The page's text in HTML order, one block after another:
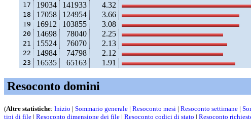
17 19034 141933 4.32
18 17058 124954 3.66
19 16912 103855 3.08
20 14698 78040 2.25
21 15524 76070 2.13
22 14984 74798 2.12
23 16535 65163 1.91
Resoconto domini
(Altre statistiche: Inizio | Sommario generale | Resoconto mesi | Resoconto settimane |
tipi di file | Resoconto dimensione dei file | Resoconto codici di stato | Resoconto